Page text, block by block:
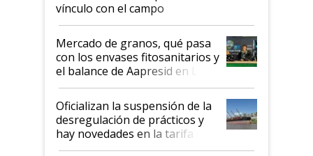
vínculo con el campo
Mercado de granos, qué pasa
con los envases fitosanitarios y
el balance de Aapresid en La
Posta
Oficializan la suspensión de la
desregulación de prácticos y
hay novedades en la tarifa de
la hidrovía